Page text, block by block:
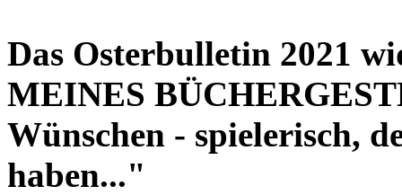
Das Osterbulletin 2021
MEINES
Wünschen - spielerisch,
haben..."